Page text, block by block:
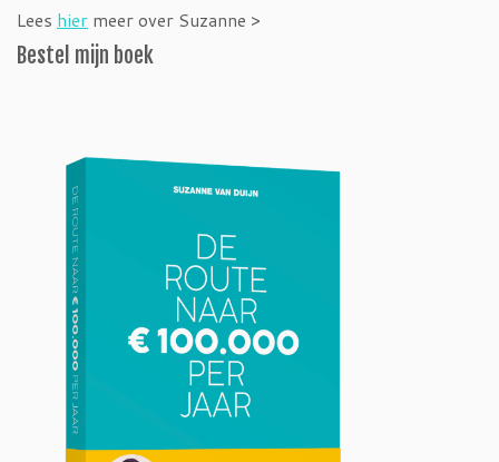
Lees hier meer over Suzanne >
Bestel mijn boek